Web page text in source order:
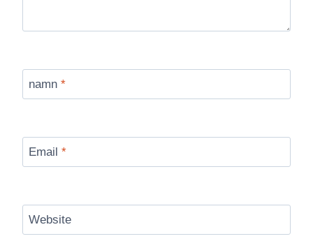
namn *
Email *
Website